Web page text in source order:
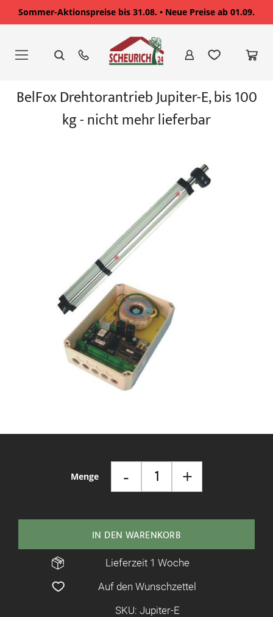
Sommer-Aktionspreise bis 31.08. • Neue Preise ab 01.09.
springen
Menge - +
IN DEN WARENKORB
Lieferzeit 1 Woche
Auf den Wunschzettel
SKU: Jupiter-E
EndeBelFox Drehtorantrieb Jupiter-E, bis 100
kg - nicht mehr lieferbar